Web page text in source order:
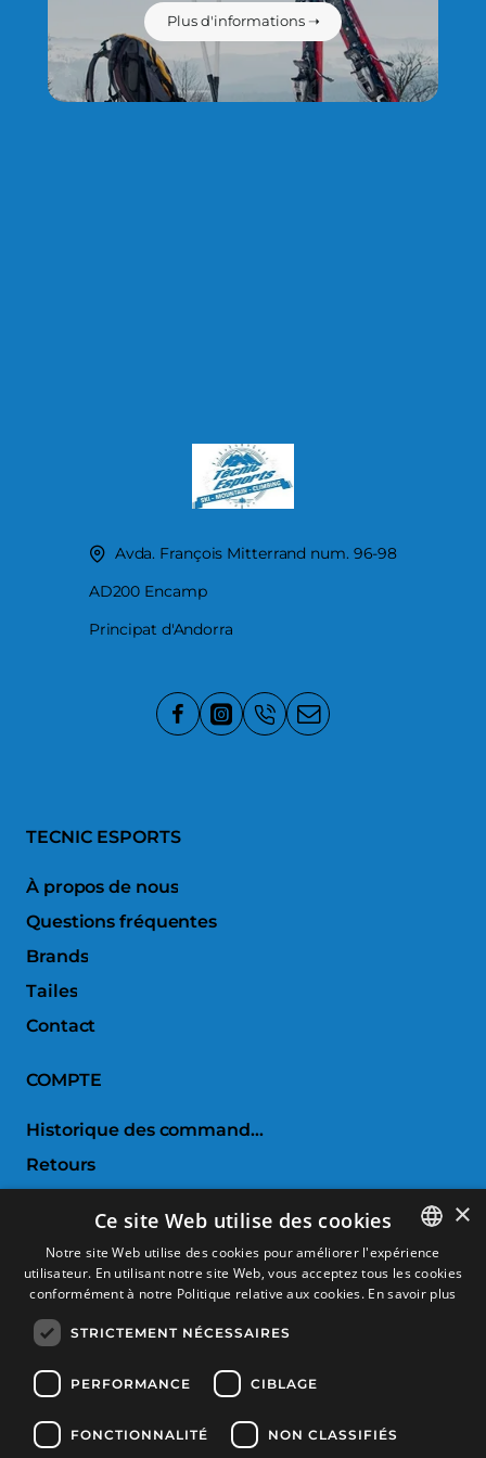
Plus d'informations ➝
Avda. François Mitterrand num. 96-98
AD200 Encamp
Principat d'Andorra
TECNIC ESPORTS
À propos de nous
Questions fréquentes
Brands
Tailes
Contact
COMPTE
Historique des commandes
Retours
Comparer les produits
SERVICE CLIENTS
Conditions d'achat
Retours et échanges
Méthodes de payement
SPANISH
×
Ce site Web utilise des cookies
Notre site Web utilise des cookies pour améliorer l'expérience
utilisateur. En utilisant notre site Web, vous acceptez tous les cookies
conformément à notre Politique relative aux cookies. En savoir plus
STRICTEMENT NÉCESSAIRES
PERFORMANCE CIBLAGE
FONCTIONNALITÉ NON CLASSIFIÉS